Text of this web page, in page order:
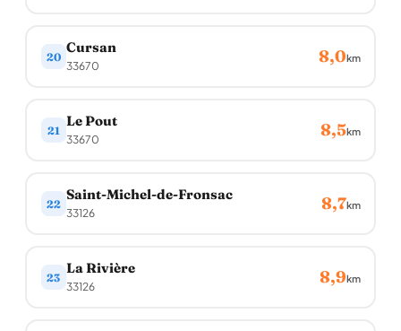
20
Cursan
33670 8,0km
21
Le Pout
33670 8,5km
22
Saint-Michel-de-Fronsac
33126 8,7km
23
La Rivière
33126 8,9km